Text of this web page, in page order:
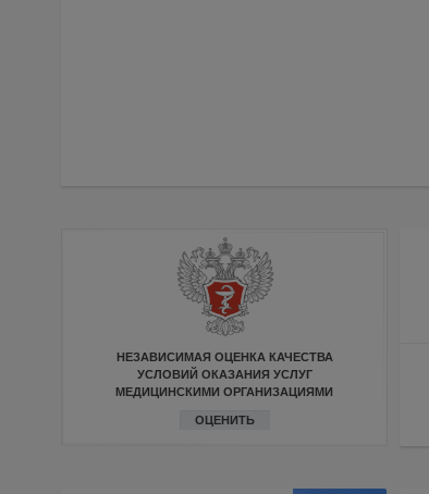
НЕЗАВИСИМАЯ ОЦЕНКА КАЧЕСТВА
УСЛОВИЙ ОКАЗАНИЯ УСЛУГ
МЕДИЦИНСКИМИ ОРГАНИЗАЦИЯМИ
ОЦЕНИТЬ